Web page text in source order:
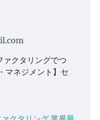
ァクタリングでつ
マネジメント】セ